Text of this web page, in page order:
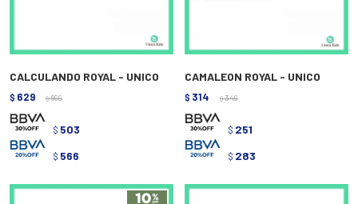
CALCULANDO ROYAL - UNICO
$ 629 $ 699
$ 503
$ 566
CAMALEON ROYAL - UNICO
$ 314 $ 349
$ 251
$ 283